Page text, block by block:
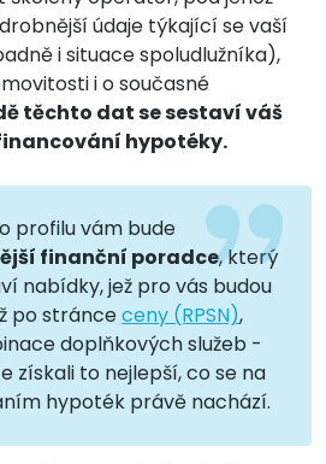
údaje týkající se vaší
i situace spoludlužníka),
i o současné
těchto dat se sestaví váš
hypotéky.
profilu vám bude
finanční poradce, který
nabídky, jež pro vás budou
po stránceceny (RPSN),
doplňkových služeb -
získali to nejlepší, co se na
hypoték právě nachází.